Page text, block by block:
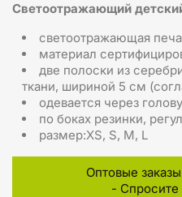
Cветоотражающий
светоотражающая
материал
две полоски из
ткани, шириной 5 см
одевается через голову
по боках резинки,
размер:XS, S, M, L
Оптовые
- Спросите